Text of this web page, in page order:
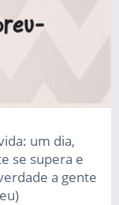
um dia,
se supera e
a gente